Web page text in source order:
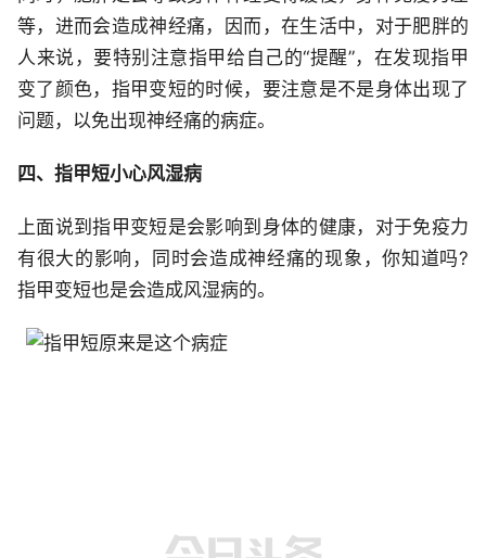
等，进而会造成神经痛，因而，在生活中，对于肥胖的
人来说，要特别注意指甲给自己的“提醒”，在发现指甲
变了颜色，指甲变短的时候，要注意是不是身体出现了
问题，以免出现神经痛的病症。
四、指甲短小心风湿病
上面说到指甲变短是会影响到身体的健康，对于免疫力
有很大的影响，同时会造成神经痛的现象，你知道吗?
指甲变短也是会造成风湿病的。